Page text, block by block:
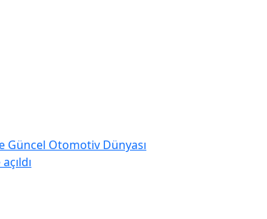
Otomotiv Dünyası